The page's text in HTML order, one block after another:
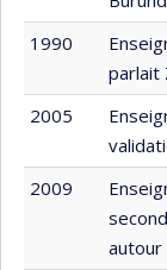
1990
parlait
2005
2009
autour